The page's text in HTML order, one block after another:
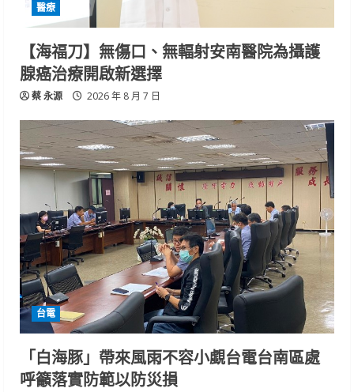
醫療
【海福刀】無傷口、無輻射安南醫院為攝護
腺癌治療開啟新選擇
蔡 永源 2026 年 8 月 7 日
台電
「白海豚」帶來風雨不容小覷台電台南區處
呼籲落實防範以防災損